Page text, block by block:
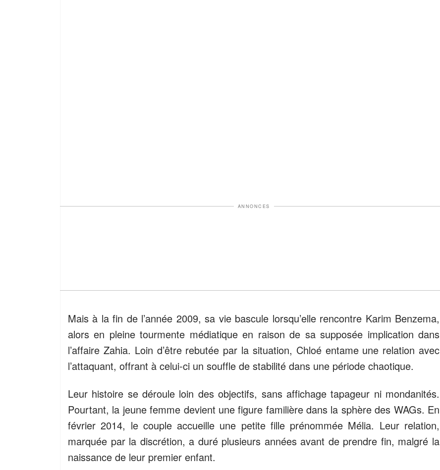
ANNONCES
Mais à la fin de l’année 2009, sa vie bascule lorsqu’elle rencontre Karim Benzema,
alors en pleine tourmente médiatique en raison de sa supposée implication dans
l’affaire Zahia. Loin d’être rebutée par la situation, Chloé entame une relation avec
l’attaquant, offrant à celui-ci un souffle de stabilité dans une période chaotique.
Leur histoire se déroule loin des objectifs, sans affichage tapageur ni mondanités.
Pourtant, la jeune femme devient une figure familière dans la sphère des WAGs. En
février 2014, le couple accueille une petite fille prénommée Mélia. Leur relation,
marquée par la discrétion, a duré plusieurs années avant de prendre fin, malgré la
naissance de leur premier enfant.